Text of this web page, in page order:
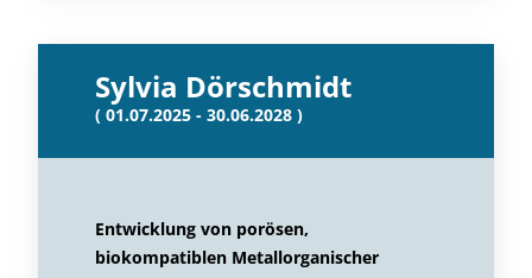
Sylvia Dörschmidt
( 01.07.2025 - 30.06.2028 )
Entwicklung von porösen,
biokompatiblen Metallorganischer